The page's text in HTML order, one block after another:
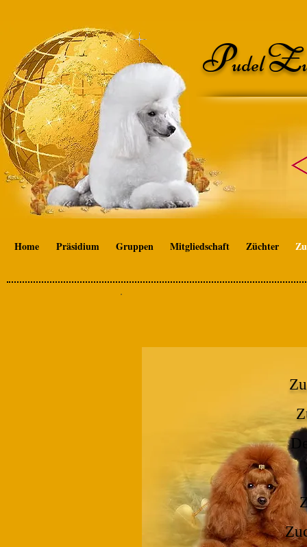
PudelZ
Home Präsidium Gruppen Mitgliedschaft Züchter